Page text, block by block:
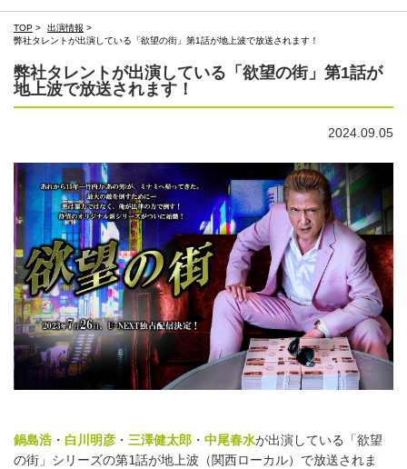
TOP > 出演情報 >
弊社タレントが出演している「欲望の街」第1話が地上波で放送されます！
弊社タレントが出演している「欲望の街」第1話が
地上波で放送されます！
2024.09.05
鍋島浩・ 白川明彦 ・ 三澤健太郎 ・ 中尾春水が出演している「欲望
の街」シリーズの第1話が地上波（関西ローカル）で放送されま